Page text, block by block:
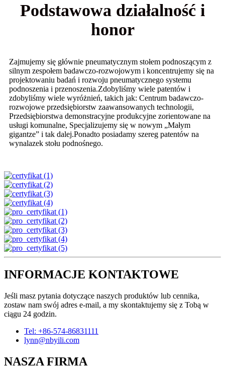
Podstawowa działalność i
honor
Zajmujemy się głównie pneumatycznym stołem podnoszącym z
silnym zespołem badawczo-rozwojowym i koncentrujemy się na
projektowaniu badań i rozwoju pneumatycznego systemu
podnoszenia i przenoszenia.Zdobyliśmy wiele patentów i
zdobyliśmy wiele wyróżnień, takich jak: Centrum badawczo-
rozwojowe przedsiębiorstw zaawansowanych technologii,
Przedsiębiorstwa demonstracyjne produkcyjne zorientowane na
usługi komunalne, Specjalizujemy się w nowym „Małym
gigantze” i tak dalej.Ponadto posiadamy szereg patentów na
wynalazek stołu podnośnego.
INFORMACJE KONTAKTOWE
Jeśli masz pytania dotyczące naszych produktów lub cennika,
zostaw nam swój adres e-mail, a my skontaktujemy się z Tobą w
ciągu 24 godzin.
Tel: +86-574-86831111
lynn@nbyili.com
NASZA FIRMA